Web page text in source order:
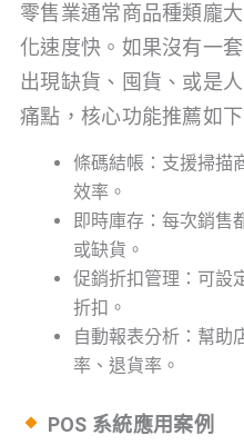
零售業通常商品種類龐
化速度快。如果沒有一
出現缺貨、囤貨、或是
痛點，核心功能推薦如下
條碼結帳：支援掃描
效率。
即時庫存：每次銷售
或缺貨。
促銷折扣管理：可設
折扣。
自動報表分析：幫助
率、退貨率。
POS 系統應用案例